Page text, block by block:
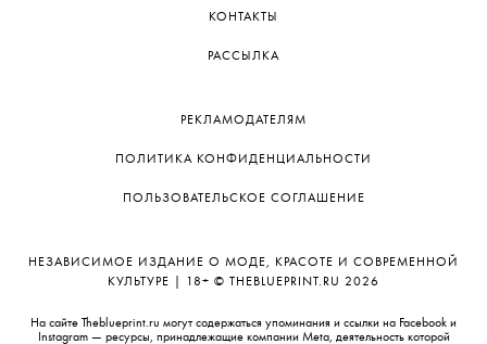
КОНТАКТЫ
РАССЫЛКА
РЕКЛАМОДАТЕЛЯМ
ПОЛИТИКА КОНФИДЕНЦИАЛЬНОСТИ
ПОЛЬЗОВАТЕЛЬСКОЕ СОГЛАШЕНИЕ
НЕЗАВИСИМОЕ ИЗДАНИЕ О МОДЕ, КРАСОТЕ И СОВРЕМЕННОЙ
КУЛЬТУРЕ | 18+ © THEBLUEPRINT.RU 2026
На сайте Theblueprint.ru могут содержаться упоминания и ссылки на Facebook и
Instagram — ресурсы, принадлежащие компании Meta, деятельность которой